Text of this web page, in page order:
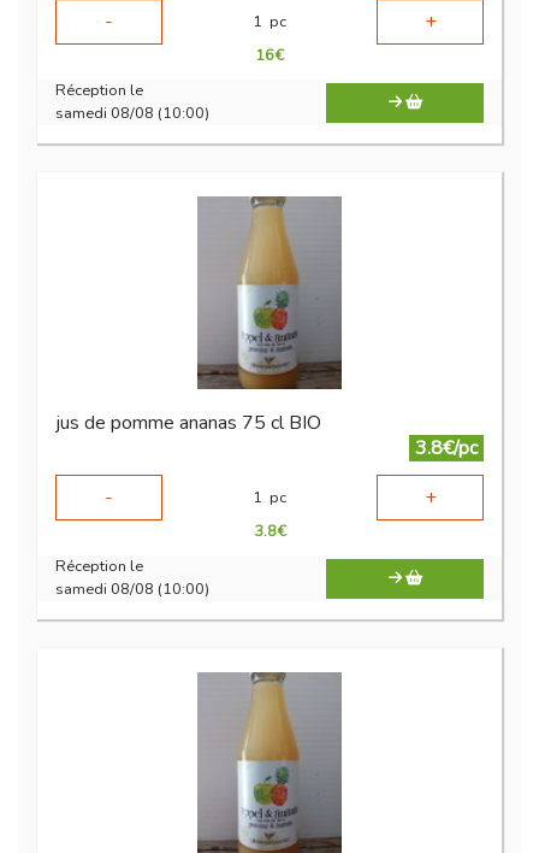
-
1 pc +
16€
Réception le
samedi 08/08 (10:00)
jus de pomme ananas 75 cl BIO
3.8€/pc
-
1 pc +
3.8€
Réception le
samedi 08/08 (10:00)